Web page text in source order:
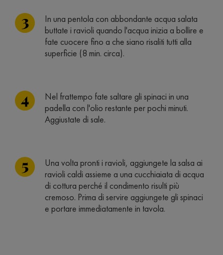
In una pentola con abbondante acqua salata
buttate i ravioli quando l'acqua inizia a bollire e
fate cuocere fino a che siano risaliti tutti alla
superficie (8 min. circa).
Nel frattempo fate saltare gli spinaci in una
padella con l'olio restante per pochi minuti.
Aggiustate di sale.
Una volta pronti i ravioli, aggiungete la salsa ai
ravioli caldi assieme a una cucchiaiata di acqua
di cottura perché il condimento risulti più
cremoso. Prima di servire aggiungete gli spinaci
e portare immediatamente in tavola.